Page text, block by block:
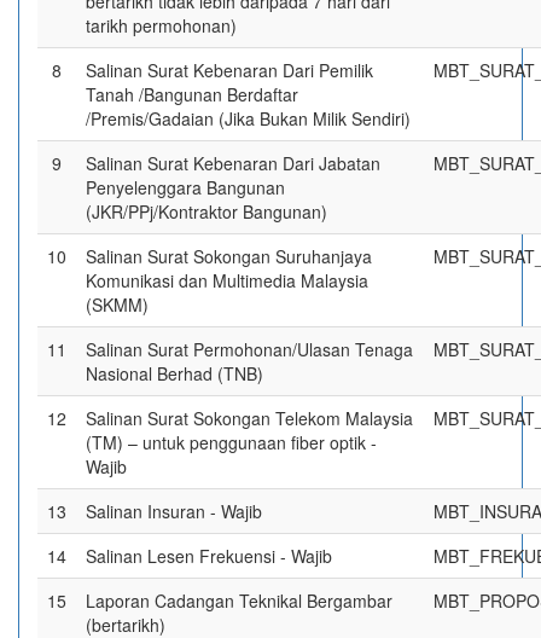
tarikh permohonan)
8
Salinan Surat Kebenaran Dari Pemilik
Tanah /Bangunan Berdaftar
/Premis/Gadaian (Jika Bukan Milik Sendiri)
9
Salinan Surat Kebenaran Dari Jabatan
Penyelenggara Bangunan
(JKR/PPj/Kontraktor Bangunan)
10
Salinan Surat Sokongan Suruhanjaya
Komunikasi dan Multimedia Malaysia
(SKMM)
11
Salinan Surat Permohonan/Ulasan Tenaga
Nasional Berhad (TNB)
12
Salinan Surat Sokongan Telekom Malaysia
(TM) – untuk penggunaan fiber optik -
Wajib
13 Salinan Insuran - Wajib
14
Salinan Lesen Frekuensi - Wajib
15
Laporan Cadangan Teknikal Bergambar
(bertarikh)